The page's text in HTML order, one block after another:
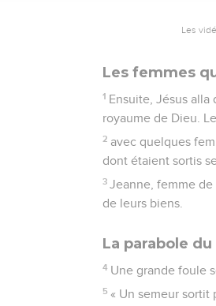
Les
Les femmes
1 Ensuite, Jésus
royaume de Dieu.
2 avec quelques
dont étaient sortis
3 Jeanne, femme de
de leurs biens.
La parabole
4 Une grande foule
5 « Un semeur sortit